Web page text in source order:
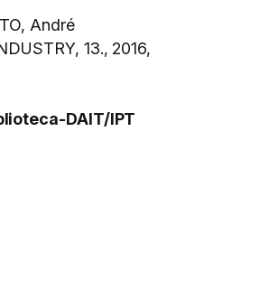
André
13., 2016,
DAIT/IPT